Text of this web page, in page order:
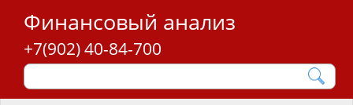
Финансовый анализ
+7(902) 40-84-700